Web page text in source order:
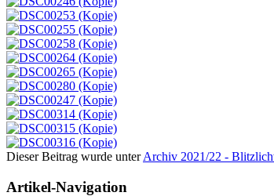
Dieser Beitrag wurde unterArchiv 2021/22 -
Artikel-Navigation